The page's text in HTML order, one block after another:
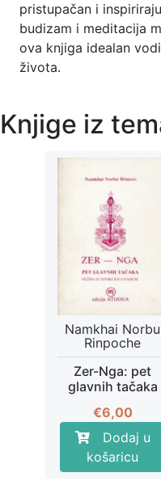
pristupačan i
budizam i meditacija
ova knjiga idealan
života.
Knjige iz
Namkhai Norbu
Rinpoche
Zer-Nga: pet
glavnih tačaka
€6,00
Dodaj u
košaricu